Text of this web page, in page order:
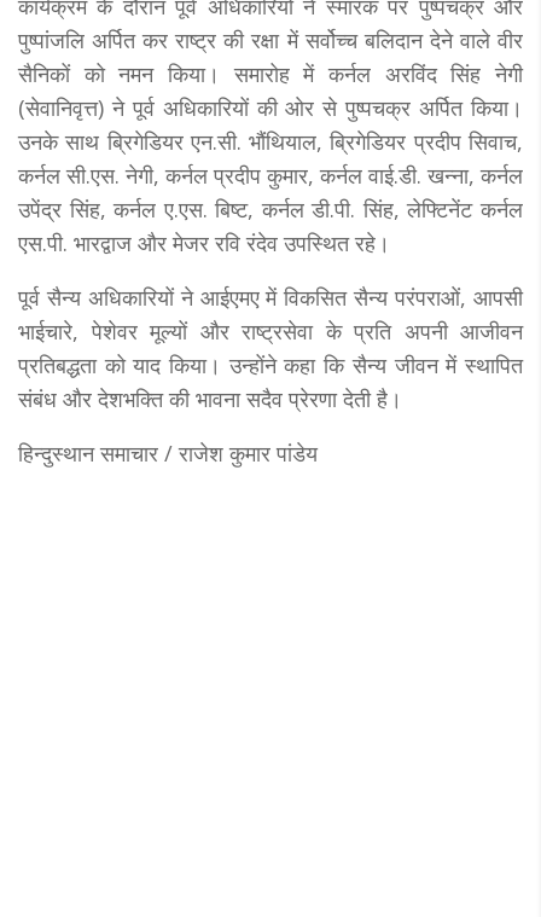
पुष्पांजलि अर्पित कर राष्ट्र की रक्षा में सर्वोच्च बलिदान देने वाले वीर
सैनिकों को नमन किया। समारोह में कर्नल अरविंद सिंह नेगी
(सेवानिवृत्त) ने पूर्व अधिकारियों की ओर से पुष्पचक्र अर्पित किया।
उनके साथ ब्रिगेडियर एन.सी. भौंथियाल, ब्रिगेडियर प्रदीप सिवाच,
कर्नल सी.एस. नेगी, कर्नल प्रदीप कुमार, कर्नल वाई.डी. खन्ना, कर्नल
उपेंद्र सिंह, कर्नल ए.एस. बिष्ट, कर्नल डी.पी. सिंह, लेफ्टिनेंट कर्नल
एस.पी. भारद्वाज और मेजर रवि रंदेव उपस्थित रहे।
पूर्व सैन्य अधिकारियों ने आईएमए में विकसित सैन्य परंपराओं, आपसी
भाईचारे, पेशेवर मूल्यों और राष्ट्रसेवा के प्रति अपनी आजीवन
प्रतिबद्धता को याद किया। उन्होंने कहा कि सैन्य जीवन में स्थापित
संबंध और देशभक्ति की भावना सदैव प्रेरणा देती है।
हिन्दुस्थान समाचार / राजेश कुमार पांडेय